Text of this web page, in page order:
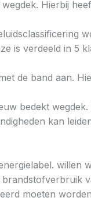
Hierbij
is verdeeld in 5
de band aan.
bedekt
kan
moeten